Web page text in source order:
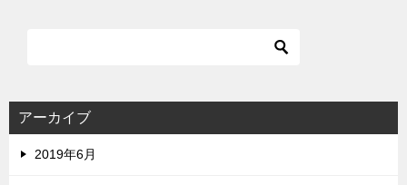
アーカイブ
2019年6月